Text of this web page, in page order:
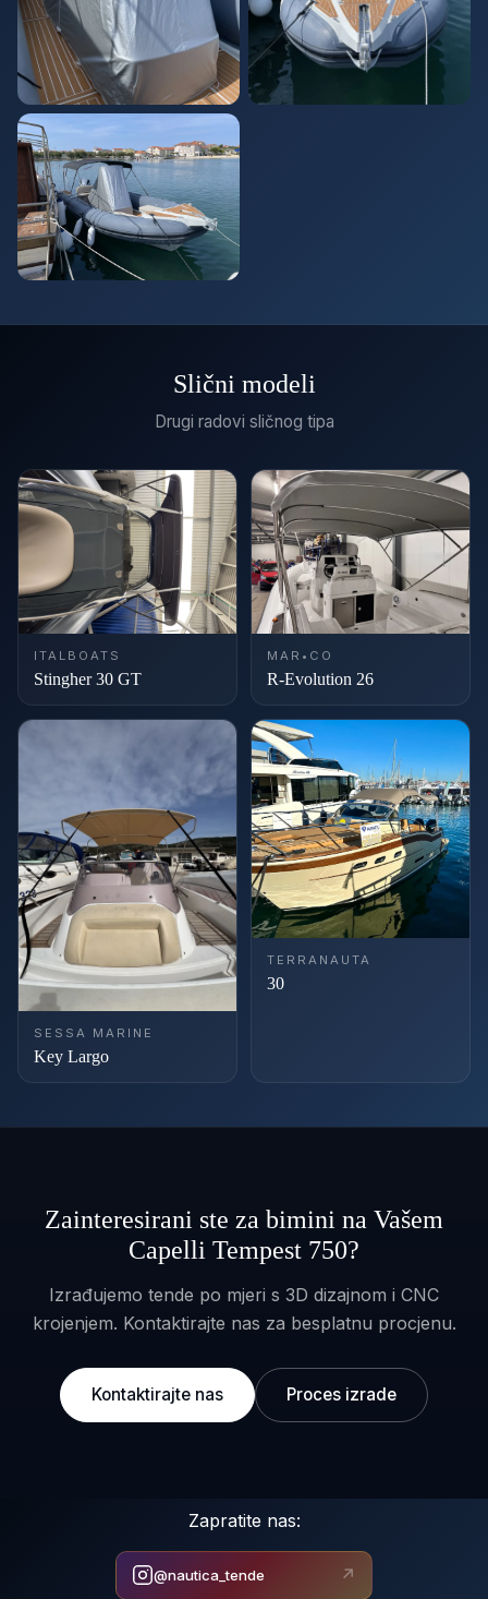
Slični modeli
Drugi radovi sličnog tipa
ITALBOATS
Stingher 30 GT
MAR•CO
R-Evolution 26
SESSA MARINE
Key Largo
TERRANAUTA
30
Zainteresirani ste za bimini na Vašem
Capelli Tempest 750?
Izrađujemo tende po mjeri s 3D dizajnom i CNC
krojenjem. Kontaktirajte nas za besplatnu procjenu.
Kontaktirajte nas Proces izrade
Zapratite nas:
@nautica_tende ↗